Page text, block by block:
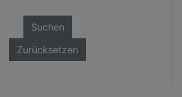
Suchen
Zurücksetzen